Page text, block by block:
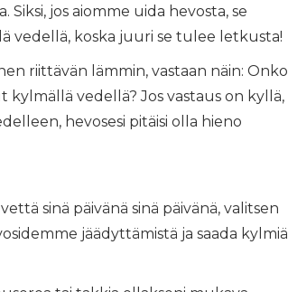
jos aiomme uida hevosta, se
vedellä, koska juuri se tulee letkusta!
riittävän lämmin, vastaan ​​näin: Onko
kylmällä vedellä? Jos vastaus on kyllä,
hevosesi pitäisi olla hieno
sinä päivänä sinä päivänä, valitsen
jäädyttämistä ja saada kylmiä